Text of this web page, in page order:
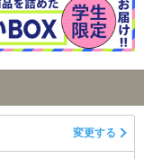
変更する